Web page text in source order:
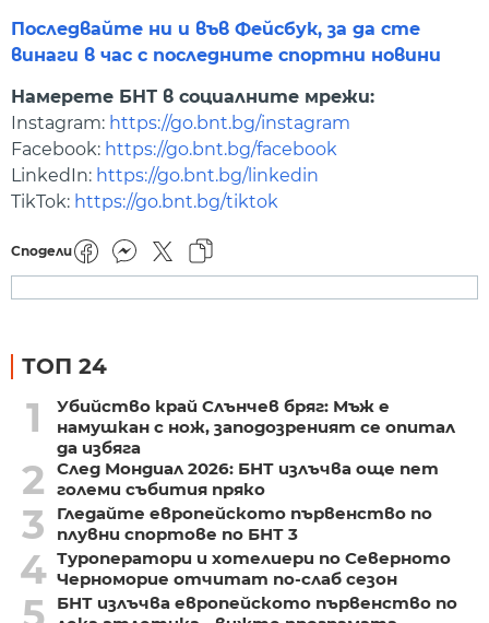
Последвайте ни и във Фейсбук, за да сте
винаги в час с последните спортни новини
Намерете БНТ в социалните мрежи:
Instagram: https://go.bnt.bg/instagram
Facebook: https://go.bnt.bg/facebook
LinkedIn: https://go.bnt.bg/linkedin
TikTok: https://go.bnt.bg/tiktok
Сподели
ТОП 24
1
Убийство край Слънчев бряг: Мъж е
намушкан с нож, заподозреният се опитал
да избяга
2
След Мондиал 2026: БНТ излъчва още пет
големи събития пряко
3
Гледайте европейското първенство по
плувни спортове по БНТ 3
4 Туроператори и хотелиери по Северното
Черноморие отчитат по-слаб сезон
БНТ излъчва европейското първенство по